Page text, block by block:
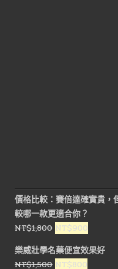
價格比較：賽倍達確實貴，
較哪一款更適合你？
NT$1,800 原
始
價
NT$900
前
價
樂威壯學名藥便宜效果好
NT$1,500 原
NT$800